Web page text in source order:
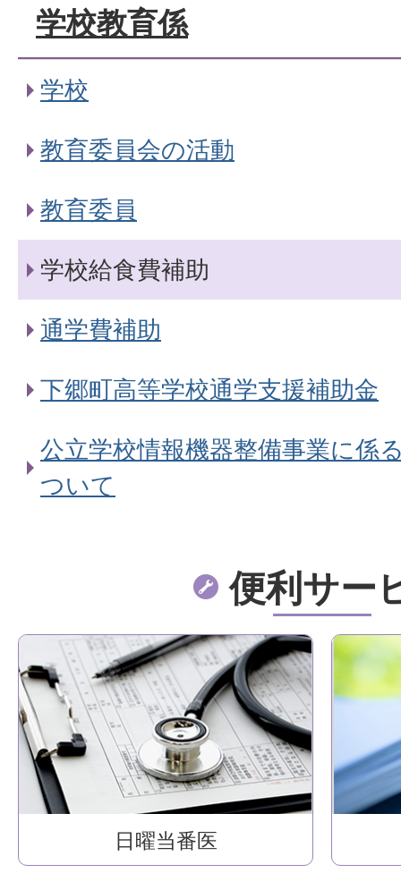
学校教育係
学校
教育委員会の活動
教育委員
学校給食費補助
通学費補助
下郷町高等学校通学支援補助金
公立学校情報機器整備事業に係
ついて
便利サー
日曜当番医